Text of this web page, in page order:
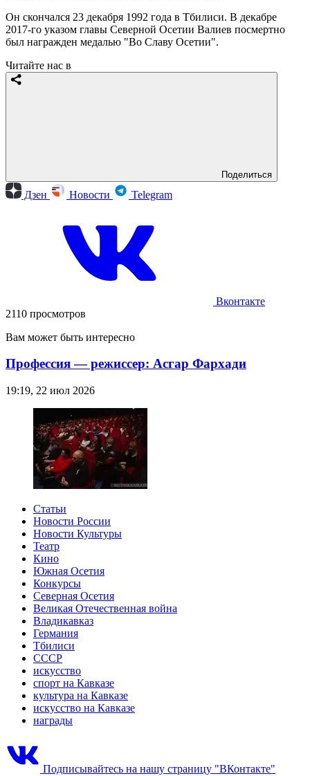
Он скончался 23 декабря 1992 года в Тбилиси. В декабре
2017-го указом главы Северной Осетии Валиев посмертно
был награжден медалью "Во Славу Осетии".
Читайте нас в
Поделиться
Дзен Новости Telegram
Вконтакте
2110 просмотров
Вам может быть интересно
Профессия — режиссер: Асгар Фархади
19:19, 22 июл 2026
Статьи
Новости России
Новости Культуры
Театр
Кино
Южная Осетия
Конкурсы
Северная Осетия
Великая Отечественная война
Владикавказ
Германия
Тбилиси
СССР
искусство
спорт на Кавказе
культура на Кавказе
искусство на Кавказе
награды
Подписывайтесь на нашу страницу "ВКонтакте"